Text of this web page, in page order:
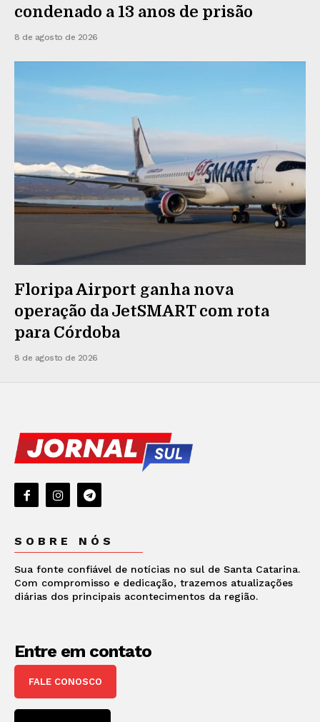
condenado a 13 anos de prisão
8 de agosto de 2026
Floripa Airport ganha nova
operação da JetSMART com rota
para Córdoba
8 de agosto de 2026
SOBRE NÓS
Sua fonte confiável de notícias no sul de Santa Catarina.
Com compromisso e dedicação, trazemos atualizações
diárias dos principais acontecimentos da região.
Entre em contato
FALE CONOSCO